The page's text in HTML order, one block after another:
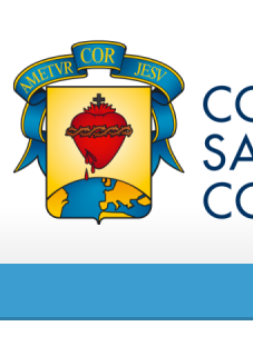
contenido